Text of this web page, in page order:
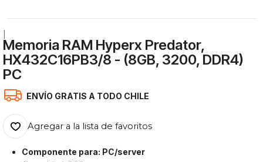
Memoria RAM Hyperx Predator,
HX432C16PB3/8 - (8GB, 3200, DDR4)
PC
ENVÍO GRATIS A TODO CHILE
Agregar a la lista de favoritos
Componente para: PC/server